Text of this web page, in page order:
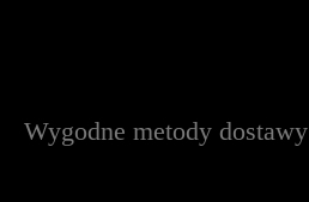
Wygodne metody dostawy